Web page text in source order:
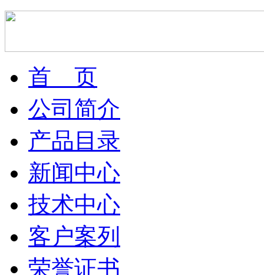
首 页
公司简介
产品目录
新闻中心
技术中心
客户案列
荣誉证书